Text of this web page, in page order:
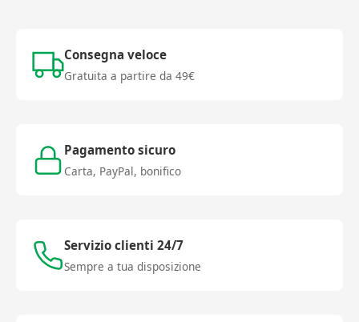
Consegna veloce
Gratuita a partire da 49€
Pagamento sicuro
Carta, PayPal, bonifico
Servizio clienti 24/7
Sempre a tua disposizione